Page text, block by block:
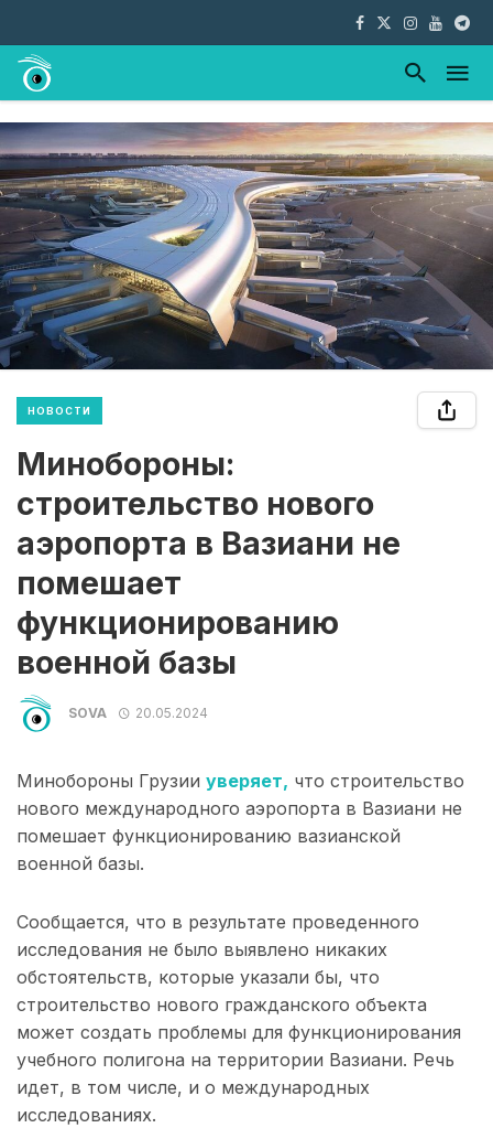
НОВОСТИ
Минобороны:
строительство нового
аэропорта в Вазиани не
помешает
функционированию
военной базы
SOVA 20.05.2024
Минобороны Грузии уверяет, что строительство
нового международного аэропорта в Вазиани не
помешает функционированию вазианской
военной базы.
Сообщается, что в результате проведенного
исследования не было выявлено никаких
обстоятельств, которые указали бы, что
строительство нового гражданского объекта
может создать проблемы для функционирования
учебного полигона на территории Вазиани. Речь
идет, в том числе, и о международных
исследованиях.